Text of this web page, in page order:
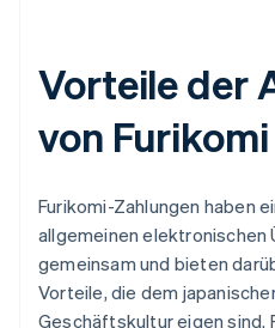
Vorteile der
von Furikomi
Furikomi-Zahlungen haben
allgemeinen elektronischen
gemeinsam und bieten
Vorteile, die dem
Geschäftskultur eigen sind.